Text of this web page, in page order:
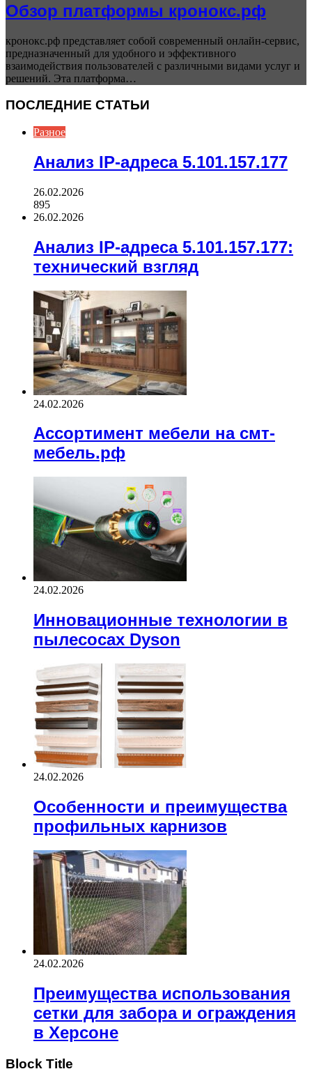
Обзор платформы кронокс.рф
кронокс.рф представляет собой современный онлайн-сервис,
предназначенный для удобного и эффективного
взаимодействия пользователей с различными видами услуг и
решений. Эта платформа…
ПОСЛЕДНИЕ СТАТЬИ
Разное
Анализ IP-адреса 5.101.157.177
26.02.2026
895
26.02.2026
Анализ IP-адреса 5.101.157.177:
технический взгляд
24.02.2026
Ассортимент мебели на смт-
мебель.рф
24.02.2026
Инновационные технологии в
пылесосах Dyson
24.02.2026
Особенности и преимущества
профильных карнизов
24.02.2026
Преимущества использования
сетки для забора и ограждения
в Херсоне
Block Title